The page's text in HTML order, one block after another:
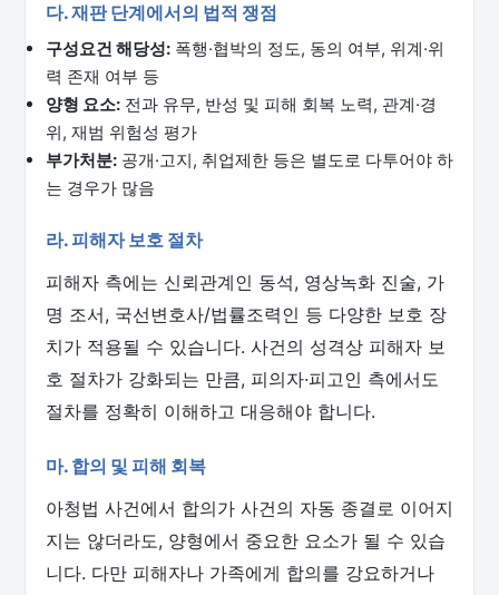
다. 재판 단계에서의 법적 쟁점
구성요건 해당성: 폭행·협박의 정도, 동의 여부, 위계·위
력 존재 여부 등
양형 요소: 전과 유무, 반성 및 피해 회복 노력, 관계·경
위, 재범 위험성 평가
부가처분: 공개·고지, 취업제한 등은 별도로 다투어야 하
는 경우가 많음
라. 피해자 보호 절차
피해자 측에는 신뢰관계인 동석, 영상녹화 진술, 가
명 조서, 국선변호사/법률조력인 등 다양한 보호 장
치가 적용될 수 있습니다. 사건의 성격상 피해자 보
호 절차가 강화되는 만큼, 피의자·피고인 측에서도
절차를 정확히 이해하고 대응해야 합니다.
마. 합의 및 피해 회복
아청법 사건에서 합의가 사건의 자동 종결로 이어지
지는 않더라도, 양형에서 중요한 요소가 될 수 있습
니다. 다만 피해자나 가족에게 합의를 강요하거나